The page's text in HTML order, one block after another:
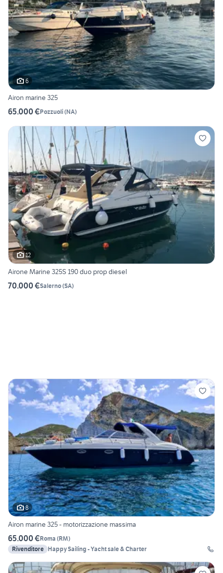
6
Airon marine 325
65.000 €Pozzuoli(NA)
12
Airone Marine 325S 190 duo prop diesel
70.000 €Salerno(SA)
8
Airon marine 325 - motorizzazione massima
65.000 €Roma (RM)
Rivenditore Happy Sailing - Yacht sale & Charter